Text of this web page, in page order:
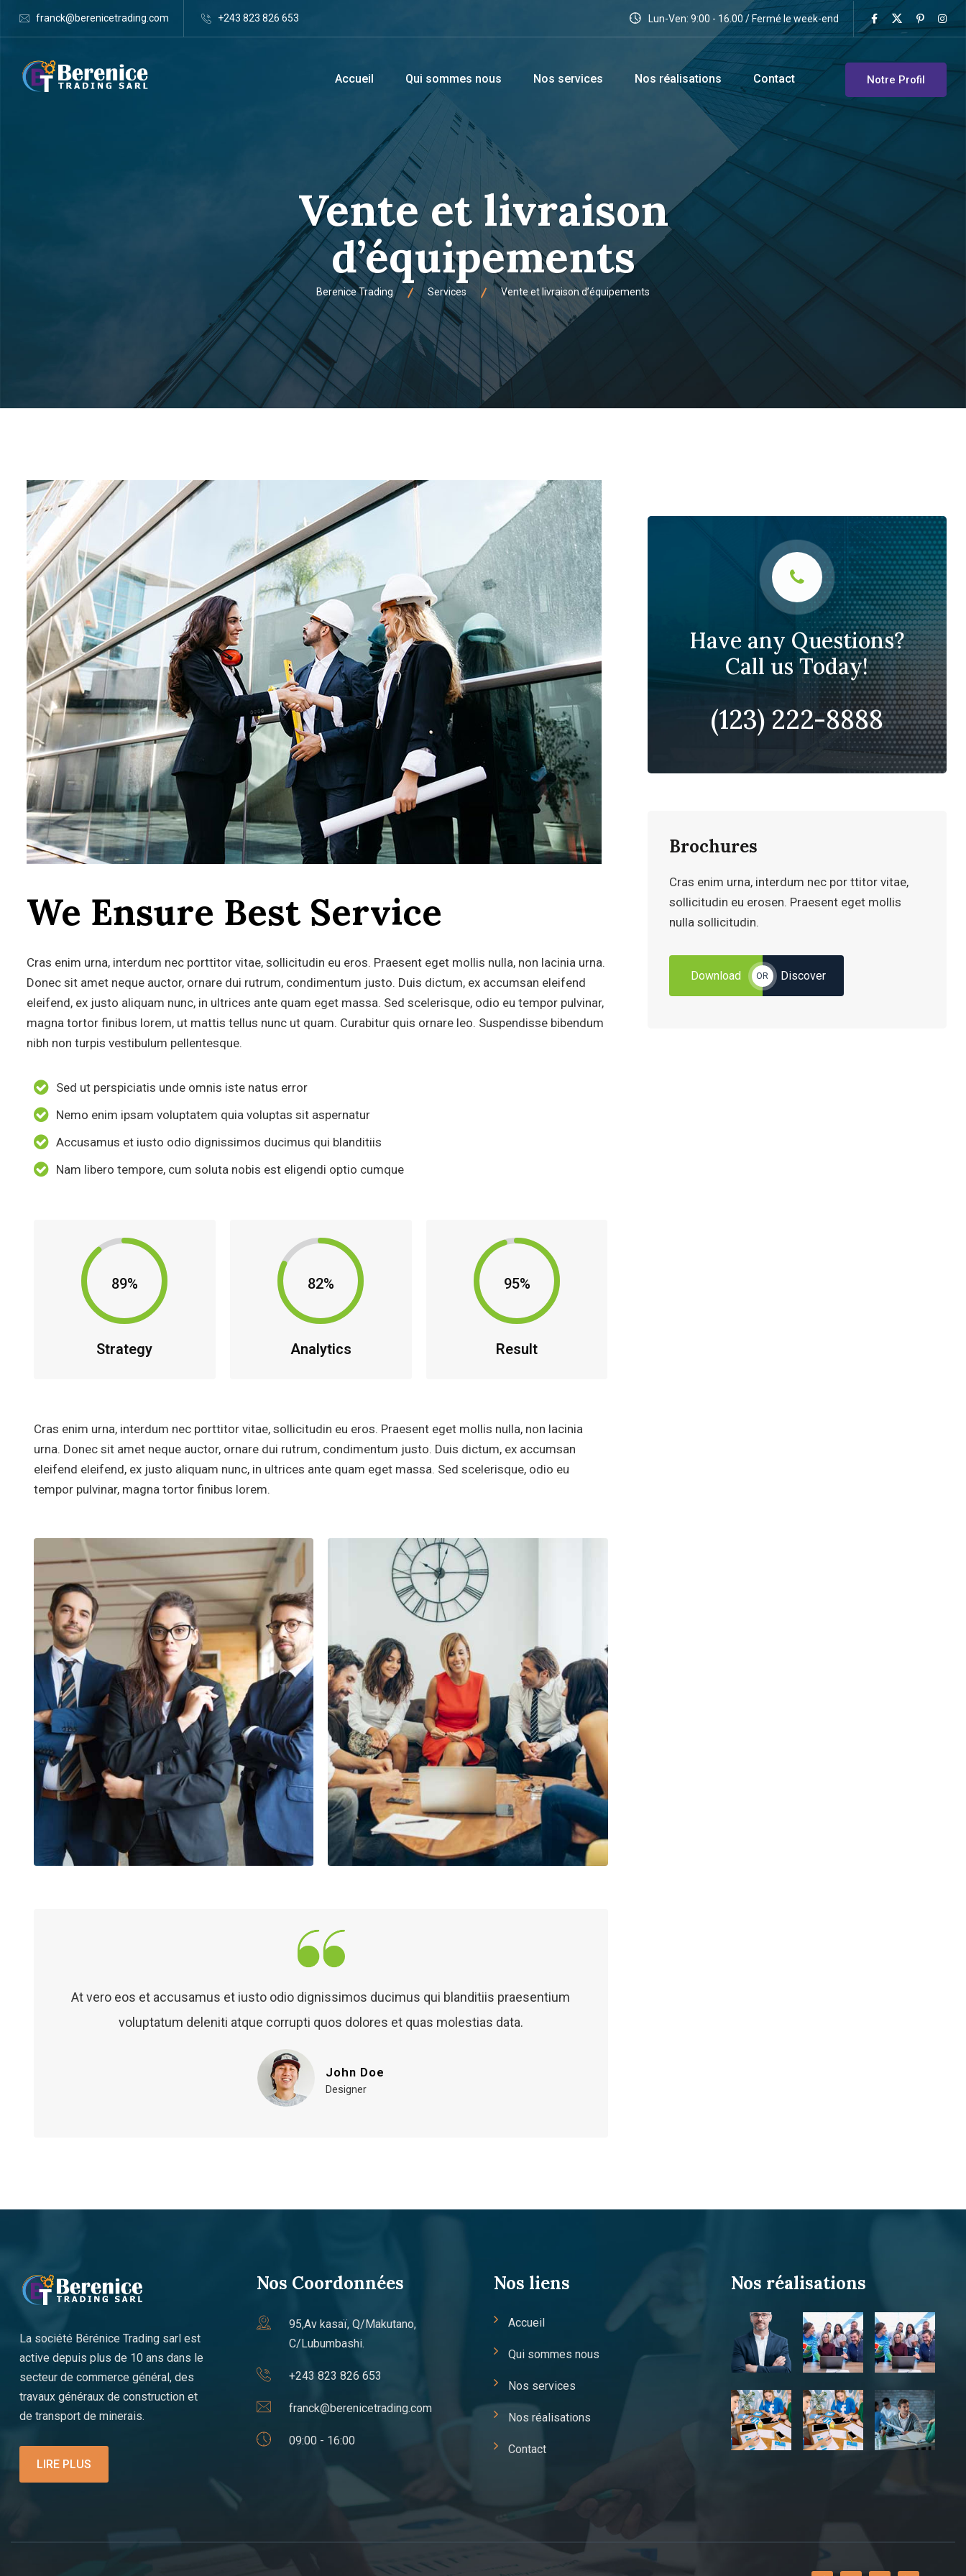
franck@berenicetrading.com +243 823 826 653 Lun-Ven: 9:00 - 16.00 / Fermé le week-end
Accueil Qui sommes nous Nos services Nos réalisations Contact Notre Profil
Vente et livraison
d’équipements
Berenice Trading Services Vente et livraison d’équipements
We Ensure Best Service
Cras enim urna, interdum nec porttitor vitae, sollicitudin eu eros. Praesent eget mollis nulla, non lacinia urna.
Donec sit amet neque auctor, ornare dui rutrum, condimentum justo. Duis dictum, ex accumsan eleifend
eleifend, ex justo aliquam nunc, in ultrices ante quam eget massa. Sed scelerisque, odio eu tempor pulvinar,
magna tortor finibus lorem, ut mattis tellus nunc ut quam. Curabitur quis ornare leo. Suspendisse bibendum
nibh non turpis vestibulum pellentesque.
Sed ut perspiciatis unde omnis iste natus error
Nemo enim ipsam voluptatem quia voluptas sit aspernatur
Accusamus et iusto odio dignissimos ducimus qui blanditiis
Nam libero tempore, cum soluta nobis est eligendi optio cumque
89%
Strategy
82%
Analytics
95%
Result
Cras enim urna, interdum nec porttitor vitae, sollicitudin eu eros. Praesent eget mollis nulla, non lacinia
urna. Donec sit amet neque auctor, ornare dui rutrum, condimentum justo. Duis dictum, ex accumsan
eleifend eleifend, ex justo aliquam nunc, in ultrices ante quam eget massa. Sed scelerisque, odio eu
tempor pulvinar, magna tortor finibus lorem.
At vero eos et accusamus et iusto odio dignissimos ducimus qui blanditiis praesentium
voluptatum deleniti atque corrupti quos dolores et quas molestias data.
John Doe
Designer
Have any Questions?
Call us Today!
(123) 222-8888
Brochures
Cras enim urna, interdum nec por ttitor vitae,
sollicitudin eu erosen. Praesent eget mollis
nulla sollicitudin.
Download OR Discover
La société Bérénice Trading sarl est
active depuis plus de 10 ans dans le
secteur de commerce général, des
travaux généraux de construction et
de transport de minerais.
LIRE PLUS
Nos Coordonnées
95,Av kasaï, Q/Makutano,
C/Lubumbashi.
+243 823 826 653
franck@berenicetrading.com
09:00 - 16:00
Nos liens
Accueil
Qui sommes nous
Nos services
Nos réalisations
Contact
Nos réalisations